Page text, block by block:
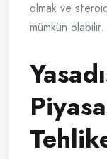
olmak ve
mümkün olabilir.